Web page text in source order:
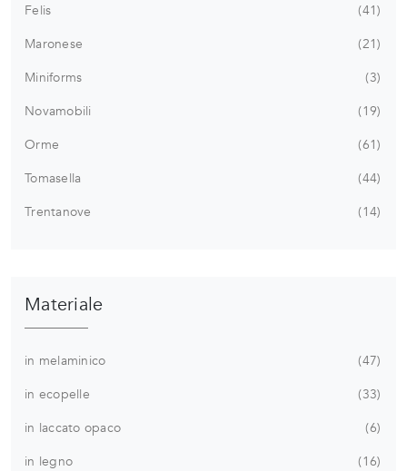
Felis
41
Maronese
21
Miniforms
3
Novamobili
19
Orme
61
Tomasella
44
Trentanove
14
Materiale
in melaminico
47
in ecopelle
33
in laccato opaco
6
in legno
16